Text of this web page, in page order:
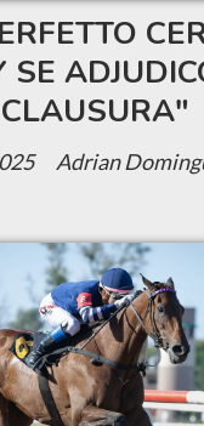
SE
Adrian